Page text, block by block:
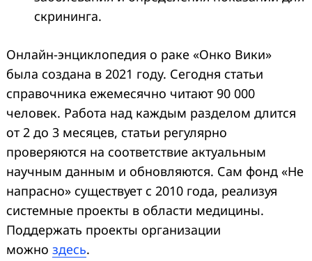
скрининга.
Онлайн-энциклопедия о раке «Онко Вики»
была создана в 2021 году. Сегодня статьи
справочника ежемесячно читают 90 000
человек. Работа над каждым разделом длится
от 2 до 3 месяцев, статьи регулярно
проверяются на соответствие актуальным
научным данным и обновляются. Сам фонд «Не
напрасно» существует с 2010 года, реализуя
системные проекты в области медицины.
Поддержать проекты организации
можно здесь.